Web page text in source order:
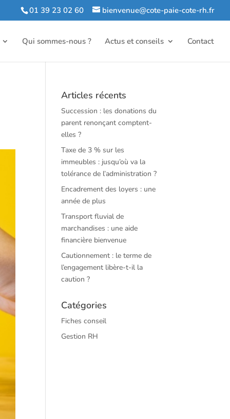
01 39 23 02 60 bienvenue@cote-paie-cote-rh.fr
Qui sommes-nous ? Actus et conseils Contact
Articles récents
Succession : les donations du
parent renonçant comptent-
elles ?
Taxe de 3 % sur les
immeubles : jusqu’où va la
tolérance de l’administration ?
Encadrement des loyers : une
année de plus
Transport fluvial de
marchandises : une aide
financière bienvenue
Cautionnement : le terme de
l’engagement libère-t-il la
caution ?
Catégories
Fiches conseil
Gestion RH